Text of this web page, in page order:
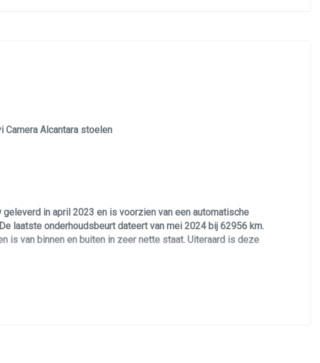
Lichtmetalen velgen 19"
Parkeersensor achter
Parkeersensor voor
Camera Alcantara stoelen
in april 2023 en is voorzien van een automatische
laatste onderhoudsbeurt dateert van mei 2024 bij 62956 km.
is van binnen en buiten in zeer nette staat. Uiteraard is deze
voorzien van N-line pakket: 19 inch lichtmetalen velgen.
lederen / alcantara interieur, stoelverwarming en